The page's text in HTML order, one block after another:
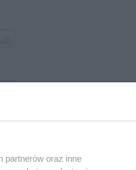
partnerów oraz inne